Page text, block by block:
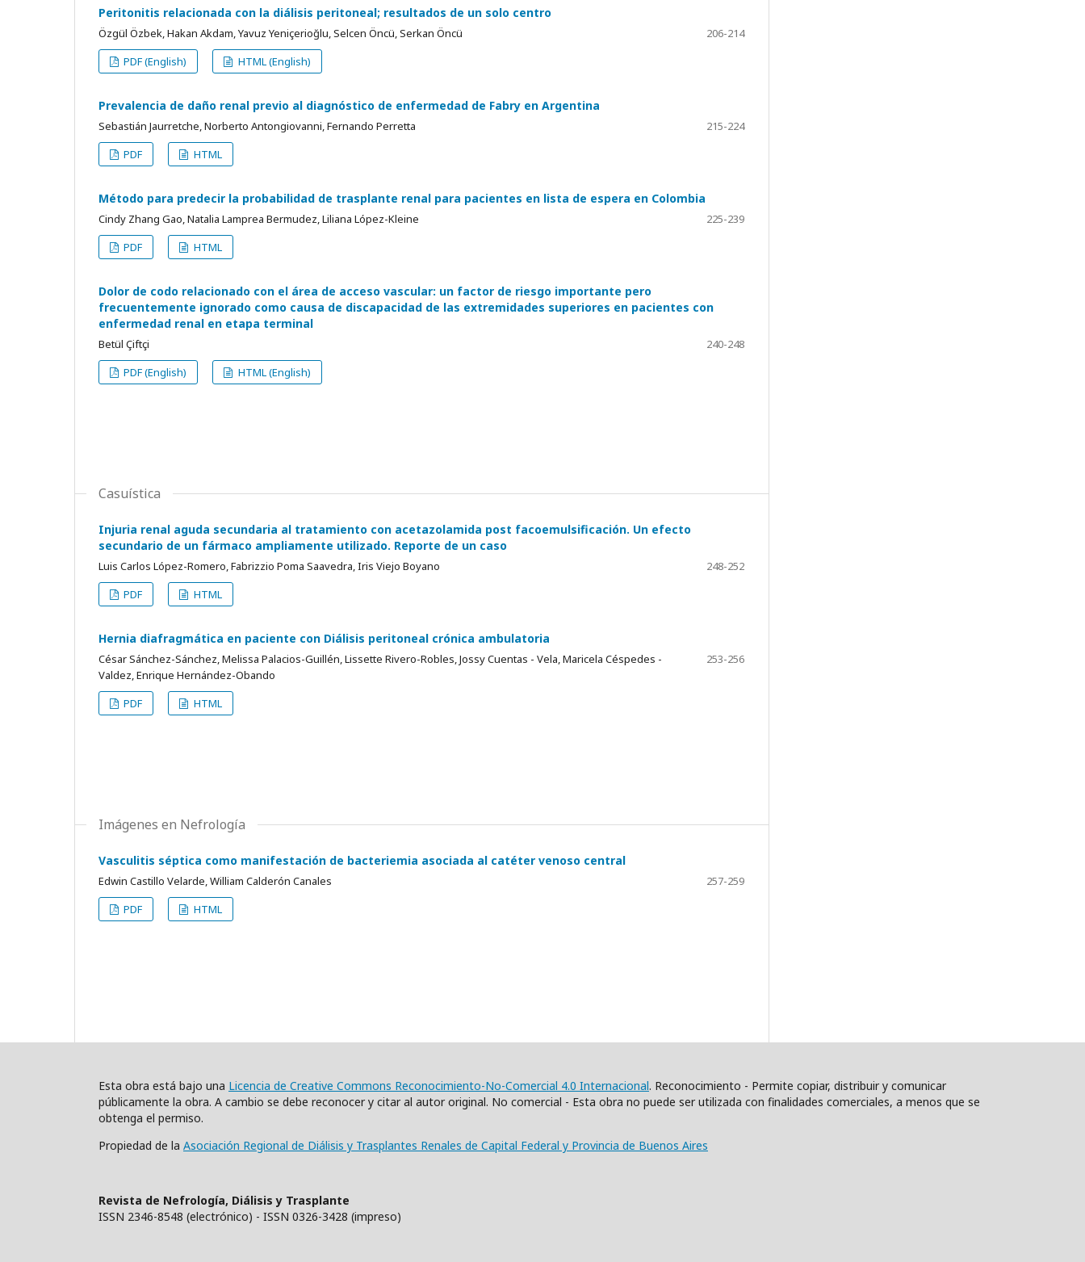
Peritonitis relacionada con la diálisis peritoneal; resultados de un solo centro
Özgül Özbek, Hakan Akdam, Yavuz Yeniçerioğlu, Selcen Öncü, Serkan Öncü
206-214
PDF (English)
HTML (English)
Prevalencia de daño renal previo al diagnóstico de enfermedad de Fabry en Argentina
Sebastián Jaurretche, Norberto Antongiovanni, Fernando Perretta
215-224
PDF
HTML
Método para predecir la probabilidad de trasplante renal para pacientes en lista de espera en Colombia
Cindy Zhang Gao, Natalia Lamprea Bermudez, Liliana López-Kleine
225-239
PDF
HTML
Dolor de codo relacionado con el área de acceso vascular: un factor de riesgo importante pero
frecuentemente ignorado como causa de discapacidad de las extremidades superiores en pacientes con
enfermedad renal en etapa terminal
Betül Çiftçi
240-248
PDF (English)
HTML (English)
Casuística
Injuria renal aguda secundaria al tratamiento con acetazolamida post facoemulsificación. Un efecto
secundario de un fármaco ampliamente utilizado. Reporte de un caso
Luis Carlos López-Romero, Fabrizzio Poma Saavedra, Iris Viejo Boyano
248-252
PDF
HTML
Hernia diafragmática en paciente con Diálisis peritoneal crónica ambulatoria
César Sánchez-Sánchez, Melissa Palacios-Guillén, Lissette Rivero-Robles, Jossy Cuentas - Vela, Maricela Céspedes -
Valdez, Enrique Hernández-Obando
253-256
PDF HTML
Imágenes en Nefrología
Vasculitis séptica como manifestación de bacteriemia asociada al catéter venoso central
Edwin Castillo Velarde, William Calderón Canales
257-259
PDF
HTML
Esta obra está bajo una Licencia de Creative Commons Reconocimiento-No-Comercial 4.0 Internacional. Reconocimiento - Permite copiar, distribuir y comunicar
públicamente la obra. A cambio se debe reconocer y citar al autor original. No comercial - Esta obra no puede ser utilizada con finalidades comerciales, a menos que se
obtenga el permiso.
Propiedad de la Asociación Regional de Diálisis y Trasplantes Renales de Capital Federal y Provincia de Buenos Aires
Revista de Nefrología, Diálisis y Trasplante
ISSN 2346-8548 (electrónico) - ISSN 0326-3428 (impreso)